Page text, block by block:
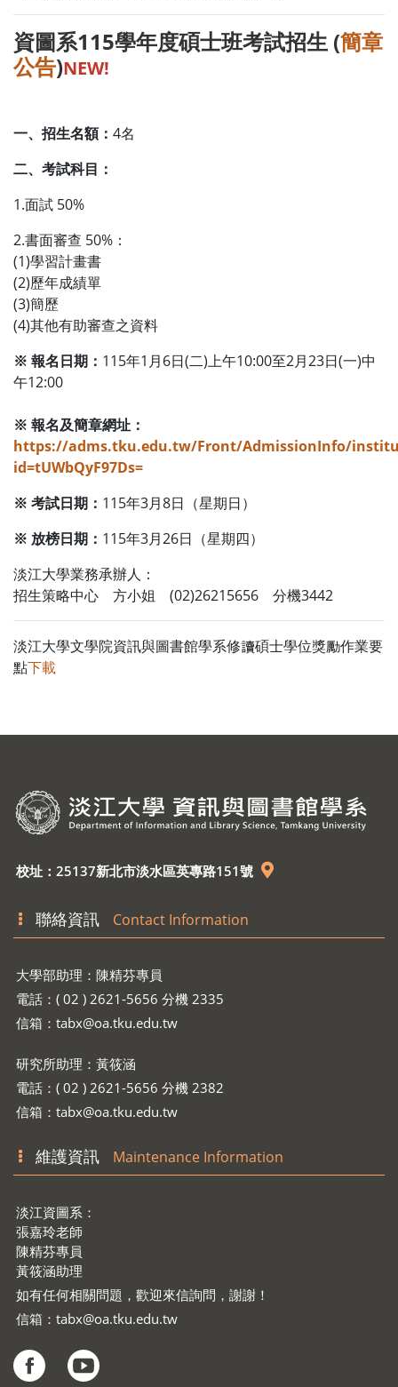
資圖系115學年度碩士班考試招生 (簡章
公告)NEW!
一、招生名額： 4名
二、考試科目：
1.面試 50%
2.書面審查 50%：
(1)學習計畫書
(2)歷年成績單
(3)簡歷
(4)其他有助審查之資料
※ 報名日期： 115年1月6日(二)上午10:00至2月23日(一)中
午12:00
※ 報名及簡章網址：
https://adms.tku.edu.tw/Front/AdmissionInfo/
id=tUWbQyF97Ds=
※ 考試日期： 115年3月8日（星期日）
※ 放榜日期： 115年3月26日（星期四）
淡江大學業務承辦人：
招生策略中心 方小姐 (02)26215656 分機3442
淡江大學文學院資訊與圖書館學系修讀碩士學位獎勵作業要
點下載
校址：25137新北市淡水區英專路151號
聯絡資訊 Contact Information
大學部助理：陳精芬專員
電話：( 02 ) 2621-5656 分機 2335
信箱： tabx@oa.tku.edu.tw
研究所助理：黃筱涵
電話：( 02 ) 2621-5656 分機 2382
信箱： tabx@oa.tku.edu.tw
維護資訊 Maintenance Information
淡江資圖系：
張嘉玲老師
陳精芬專員
黃筱涵助理
如有任何相關問題，歡迎來信詢問，謝謝！
信箱： tabx@oa.tku.edu.tw